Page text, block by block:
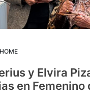
y Elvira
en Femenino